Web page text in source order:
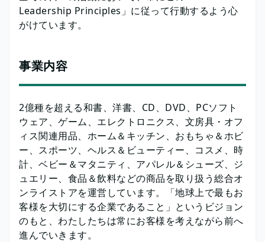
Leadership Principles」に従って行動するよう心
がけています。
事業内容
2億種を超える和書、洋書、CD、DVD、PCソフト
ウェア、ゲーム、エレクトロニクス、文房具・オフ
ィス関連用品、ホーム＆キッチン、おもちゃ＆ホビ
ー、スポーツ、ヘルス＆ビューティー、コスメ、時
計、ベビー＆マタニティ、アパレル＆シューズ、ジ
ュエリー、食品＆飲料などの商品を取り扱う総合オ
ンライストアを運営しています。「地球上で最もお
客様を大切にする企業であること」というビジョン
のもと、わたしたちは常にお客様を考えながら前へ
進んでいきます。